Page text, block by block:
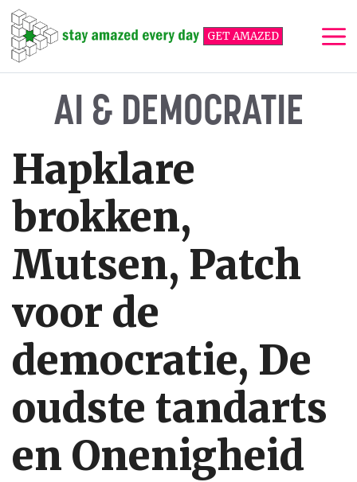
Ga
naar
de
inhoud
GET AMAZED
AI & DEMOCRATIE
Hapklare
brokken,
Mutsen, Patch
voor de
democratie, De
oudste tandarts
en Onenigheid